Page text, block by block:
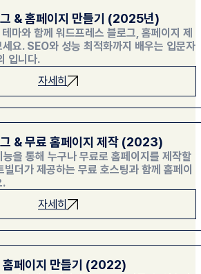
& 홈페이지 만들기 (2025년)
마와 함께 워드프레스 블로그, 홈페이지 제
요. SEO와 성능 최적화까지 배우는 입문자
입니다.
자세히
& 무료 홈페이지 제작 (2023)
을 통해 누구나 무료로 홈페이지를 제작할
빌더가 제공하는 무료 호스팅과 함께 홈페이
.
자세히
홈페이지 만들기 (2022)